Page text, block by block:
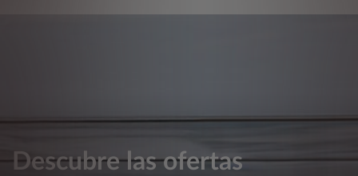
Descubre las ofertas